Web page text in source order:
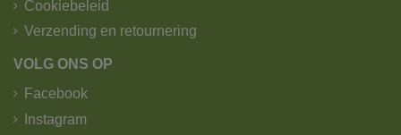
Cookiebeleid
Verzending en retournering
VOLG ONS OP
Facebook
Instagram